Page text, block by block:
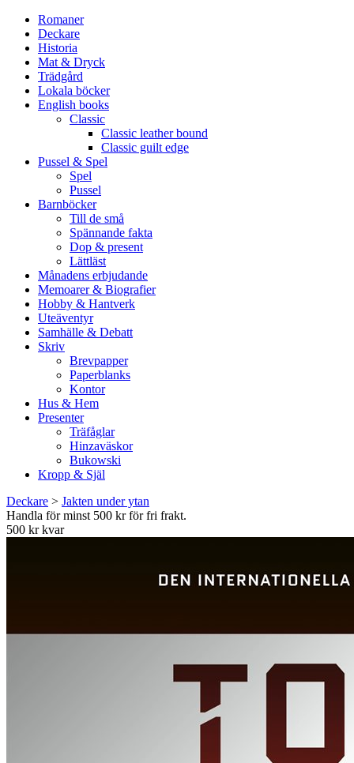
Romaner
Deckare
Historia
Mat & Dryck
Trädgård
Lokala böcker
English books
Classic
Classic leather bound
Classic guilt edge
Pussel & Spel
Spel
Pussel
Barnböcker
Till de små
Spännande fakta
Dop & present
Lättläst
Månadens erbjudande
Memoarer & Biografier
Hobby & Hantverk
Uteäventyr
Samhälle & Debatt
Skriv
Brevpapper
Paperblanks
Kontor
Hus & Hem
Presenter
Träfåglar
Hinzaväskor
Bukowski
Kropp & Själ
Deckare > Jakten under ytan
Handla för minst 500 kr för fri frakt.
500 kr kvar